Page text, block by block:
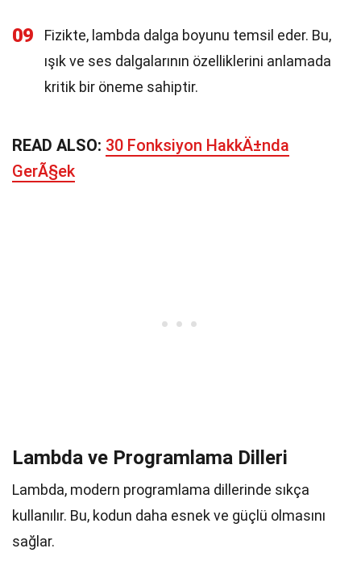
09
Fizikte, lambda dalga boyunu temsil eder. Bu,
ışık ve ses dalgalarının özelliklerini anlamada
kritik bir öneme sahiptir.
READ ALSO: 30 Fonksiyon HakkÄ±nda
GerÃ§ek
Lambda ve Programlama Dilleri
Lambda, modern programlama dillerinde sıkça
kullanılır. Bu, kodun daha esnek ve güçlü olmasını
sağlar.